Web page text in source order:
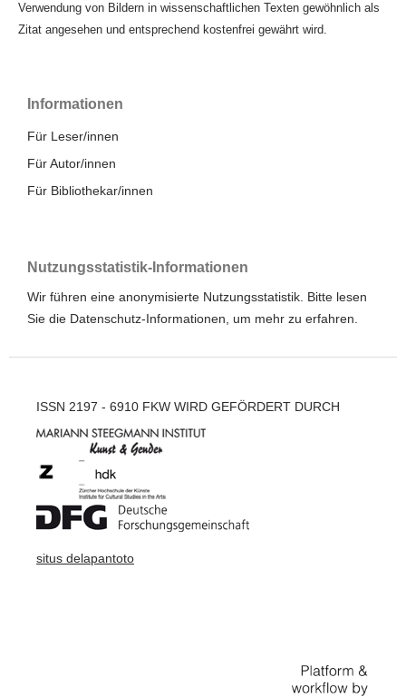
Verwendung von Bildern in wissenschaftlichen Texten gewöhnlich als
Zitat angesehen und entsprechend kostenfrei gewährt wird.
Informationen
Für Leser/innen
Für Autor/innen
Für Bibliothekar/innen
Nutzungsstatistik-Informationen
Wir führen eine anonymisierte Nutzungsstatistik. Bitte lesen
Sie die Datenschutz-Informationen , um mehr zu erfahren.
ISSN 2197 - 6910 FKW WIRD GEFÖRDERT DURCH
situs delapantoto